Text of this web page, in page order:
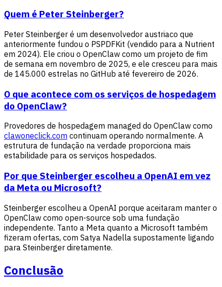
Quem é Peter Steinberger?
Peter Steinberger é um desenvolvedor austriaco que
anteriormente fundou o PSPDFKit (vendido para a Nutrient
em 2024). Ele criou o OpenClaw como um projeto de fim
de semana em novembro de 2025, e ele cresceu para mais
de 145.000 estrelas no GitHub até fevereiro de 2026.
O que acontece com os serviços de hospedagem
do OpenClaw?
Provedores de hospedagem managed do OpenClaw como
clawoneclick.com continuam operando normalmente. A
estrutura de fundação na verdade proporciona mais
estabilidade para os serviços hospedados.
Por que Steinberger escolheu a OpenAI em vez
da Meta ou Microsoft?
Steinberger escolheu a OpenAI porque aceitaram manter o
OpenClaw como open-source sob uma fundação
independente. Tanto a Meta quanto a Microsoft também
fizeram ofertas, com Satya Nadella supostamente ligando
para Steinberger diretamente.
Conclusão